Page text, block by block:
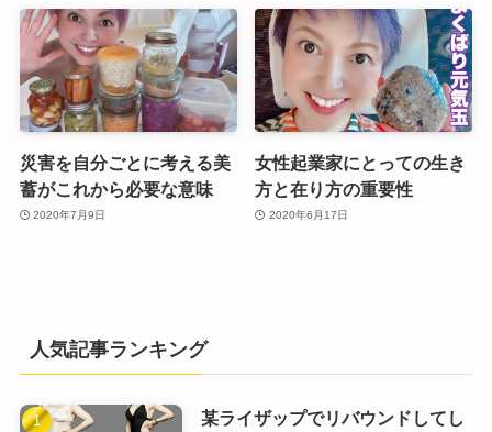
災害を自分ごとに考える美
蓄がこれから必要な意味
2020年7月9日
女性起業家にとっての生き
方と在り方の重要性
2020年6月17日
人気記事ランキング
某ライザップでリバウンドしてし